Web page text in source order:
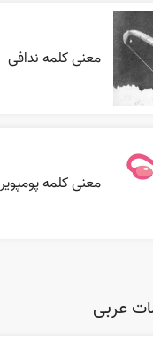
معنی کلمه ندافی
معنی کلمه پومپویر
عربی